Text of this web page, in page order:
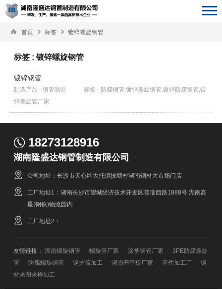
首页 标签 镀锌螺旋钢管
标签 : 镀锌螺旋钢管
镀锌钢管
制造产品 - 钢管制造
标签 - 防腐钢管,镀锌螺旋钢管,镀锌防腐钢管,镀
锌螺旋管厂家
18273128916
湖南隆盛达钢管制造有限公司
公司地址：长沙市天心区大托镇披塘村湖南钢材大市场门店
工厂地址1：湖南长沙市望城经济技术开发区普瑞西路1888号 湖南高
星(钢铁)物流园内
工厂地址2：
友情链接：湖南螺旋钢管 螺旋管厂家 涂塑钢管厂家
3PE防腐螺旋
管
防腐螺旋钢管 钢护筒加工 湖南开平板厂家 管件加工厂
钢
材来图来样加工